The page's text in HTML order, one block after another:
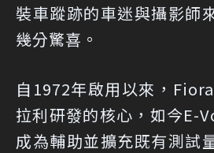
裝車蹤跡的車迷與攝影師
幾分驚喜。
自1972年啟用以來，
拉利研發的核心，如今E-
成為輔助並擴充既有測試